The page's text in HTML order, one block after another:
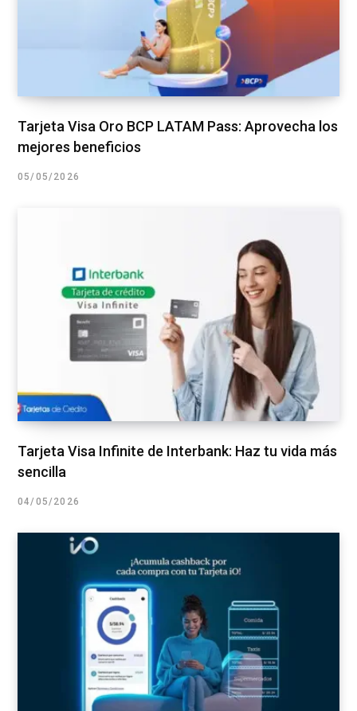
Tarjeta Visa Oro BCP LATAM Pass: Aprovecha los
mejores beneficios
05/05/2026
Tarjeta Visa Infinite de Interbank: Haz tu vida más
sencilla
04/05/2026